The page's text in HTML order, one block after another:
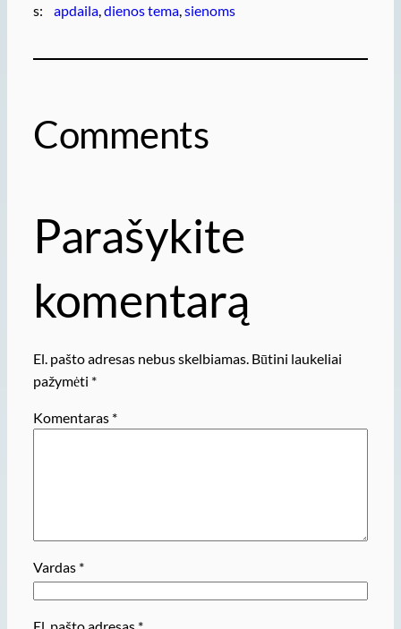
s:
apdaila, dienos tema, sienoms
Comments
Parašykite
komentarą
El. pašto adresas nebus skelbiamas. Būtini laukeliai
pažymėti *
Komentaras *
Vardas *